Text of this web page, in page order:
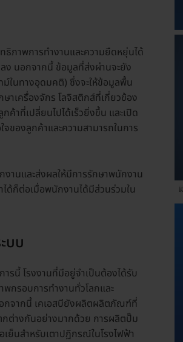
ธิภาพการทำงานและความยืดหยุ่นได้
ง นอกจากนี้ ข้อมูลที่ส่งผ่านจะยัง
ม์ในทางอุดมคติ) ซึ่งจะให้ข้อมูลพื้น
าเครื่องจักร โลจิสติกส์ที่เกี่ยวข้อง
าที่เปลี่ยนไปได้เร็วยิ่งขึ้น และเปิด
ของลูกค้าและความสามารถในการ
านและส่งผลให้มีการรักษาพนักงาน
ด้ก็ต่อเมื่อพนักงานได้มีส่วนร่วมใน
บบ
รนี้ โรงงานที่มีอยู่จำเป็นต้องได้รับ
กรอบการทำงานทั่วโลกและ
อกจากนี้ เคเอสบียังผลิตผลิตภัณฑ์ที่
ต่างกันอย่างมากด้วย การผลิตปั๊ม
ย็นสำหรับเตาปฏิกรณ์ในโรงไฟฟ้า